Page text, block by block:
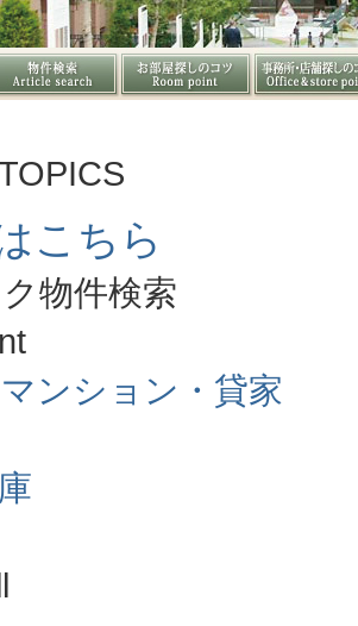
こちら
物件検索
ンション・貸家